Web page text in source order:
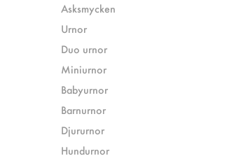
Asksmycken
Urnor
Duo urnor
Miniurnor
Babyurnor
Barnurnor
Djururnor
Hundurnor